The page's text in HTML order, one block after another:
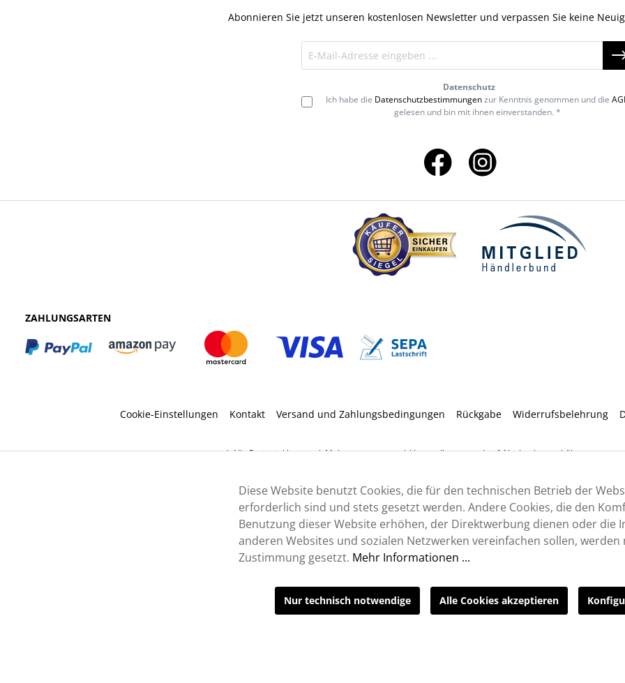
Abonnieren Sie jetzt unseren kostenlosen Newsletter und verpassen Sie keine
Datenschutz
Ich habe die Datenschutzbestimmungenzur Kenntnis genommen und die
gelesen und bin mit ihnen einverstanden. *
ZAHLUNGSARTEN
Cookie-Einstellungen Kontakt Versand und Zahlungsbedingungen Rückgabe Widerrufsbelehrung
* Alle Preise inkl. gesetzl. Mehrwertsteuer zzgl.Versandkostenund ggf. Nachnahmegebühren, wenn
Diese Website benutzt Cookies, die für den technischen Betrieb der
erforderlich sind und stets gesetzt werden. Andere Cookies, die den
Benutzung dieser Website erhöhen, der Direktwerbung dienen oder die
anderen Websites und sozialen Netzwerken vereinfachen sollen,
Zustimmung gesetzt. Mehr Informationen ...
Nur technisch notwendige Alle Cookies akzeptieren